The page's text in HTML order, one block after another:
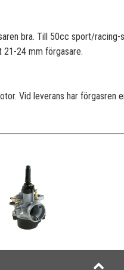
bra. Till 50cc sport/
21-24 mm förgasare.
Vid leverans har förgasren